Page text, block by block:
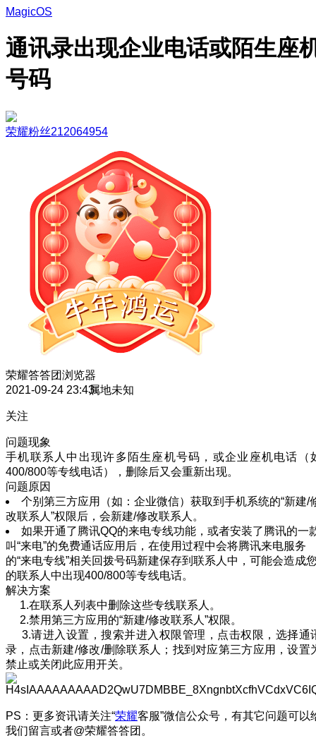
MagicOS
通讯录出现企业电话或陌生座
号码
荣耀粉丝212064954
荣耀答答团浏览器
2021-09-24 23:43属地未知
关注
问题现象
手机联系人中出现许多陌生座机号码，或企业座机电话（
400/800等专线电话），删除后又会重新出现。
问题原因
个别第三方应用（如：企业微信）获取到手机系统的“新建/
改联系人”权限后，会新建/修改联系人。
如果开通了腾讯QQ的来电专线功能，或者安装了腾讯的一
叫“来电”的免费通话应用后，在使用过程中会将腾讯来电服务
的“来电专线”相关回拨号码新建保存到联系人中，可能会造成
的联系人中出现400/800等专线电话。
解决方案
1.在联系人列表中删除这些专线联系人。
2.禁用第三方应用的“新建/修改联系人”权限。
3.请进入设置，搜索并进入权限管理，点击权限，选择通
录，点击新建/修改/删除联系人；找到对应第三方应用，设置
禁止或关闭此应用开关。
PS：更多资讯请关注“荣耀客服”微信公众号，有其它问题可以
我们留言或者@荣耀答答团。